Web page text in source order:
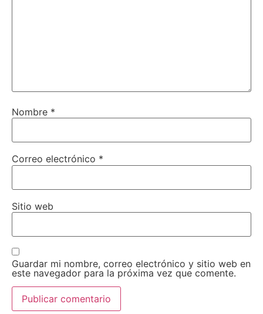
Nombre *
Correo electrónico *
Sitio web
Guardar mi nombre, correo electrónico y sitio web en
este navegador para la próxima vez que comente.